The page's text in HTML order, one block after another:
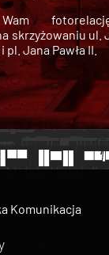
Wam
skrzyżowaniu ul.
Jana Pawła II.
Komunikacja